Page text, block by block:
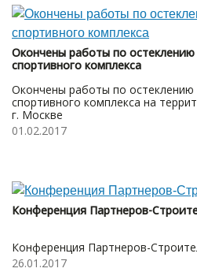
Окончены работы по
спортивного комплекса
Окончены работы по
спортивного комплекса на
г. Москве
01.02.2017
Конференция Партнеров-
Конференция Партнеров-
26.01.2017